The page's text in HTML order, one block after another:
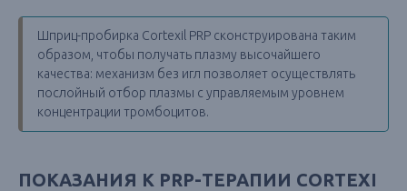
Шприц-пробирка Cortexil PRP сконструирована таким
образом, чтобы получать плазму высочайшего
качества: механизм без игл позволяет осуществлять
послойный отбор плазмы с управляемым уровнем
концентрации тромбоцитов.
ПОКАЗАНИЯ К PRP-ТЕРАПИИ CORTEXI